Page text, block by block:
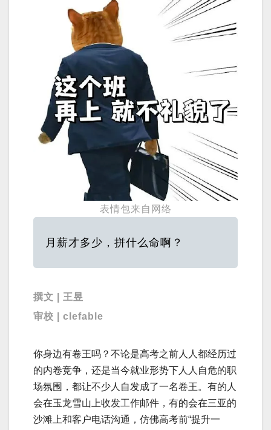
表情包来自网络
月薪才多少，拼什么命啊？
撰文 | 王昱
审校 | clefable
你身边有卷王吗？不论是高考之前人人都经历过
的内卷竞争，还是当今就业形势下人人自危的职
场氛围，都让不少人自发成了一名卷王。有的人
会在玉龙雪山上收发工作邮件，有的会在三亚的
沙滩上和客户电话沟通，仿佛高考前“提升一